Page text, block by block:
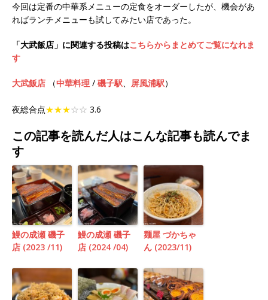
今回は定番の中華系メニューの定食をオーダーしたが、機会があ
ればランチメニューも試してみたい店であった。
「大武飯店」に関連する投稿はこちらからまとめてご覧になれま
す
大武飯店 （中華料理 / 磯子駅、 屏風浦駅）
夜総合点★★★☆☆ 3.6
この記事を読んだ人はこんな記事も読んでま
す
鰻の成瀬 磯子
店 (2023 /11)
鰻の成瀬 磯子
店 (2024 /04)
麺屋 づかちゃ
ん (2023/11)